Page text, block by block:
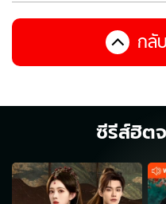
กลั
ซีรีส์ฮิต